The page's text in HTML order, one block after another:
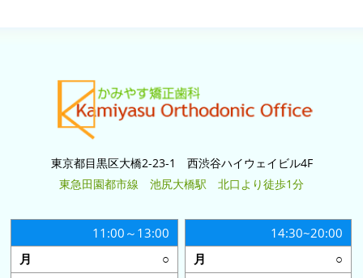
東京都目黒区大橋2-23-1 西渋谷ハイウェイビル4F
東急田園都市線 池尻大橋駅 北口より徒歩1分
11:00～13:00
○
14:30~20:00
○